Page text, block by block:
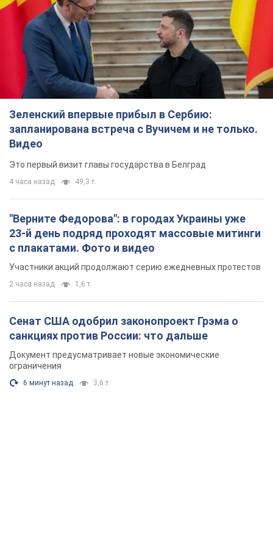
запланирована встреча с Вучичем и не только.
Видео
Это первый визит главы государства в Белград
4 часа назад 49,3 т.
"Верните Федорова": в городах Украины уже
23-й день подряд проходят массовые митинги
с плакатами. Фото и видео
Участники акций продолжают серию ежедневных протестов
2 часа назад 1,6 т.
Сенат США одобрил законопроект Грэма о
санкциях против России: что дальше
Документ предусматривает новые экономические
ограничения